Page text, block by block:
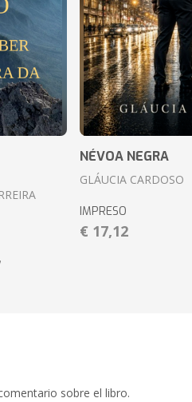
NÉVOA NEGRA
GLÁUCIA CARDOSO
IMPRESO
€ 17,12
sobre el libro.